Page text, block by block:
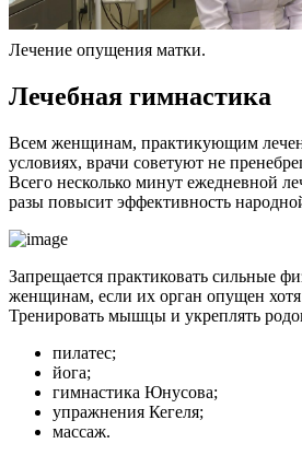
Лечение опущения матки.
Лечебная гимнастика
Всем женщинам, практикующим
условиях, врачи советуют не
Всего несколько минут ежедневной
разы повысит эффективность
Запрещается практиковать сильные
женщинам, если их орган опущен
Тренировать мышцы и укреплять
пилатес;
йога;
гимнастика Юнусова;
упражнения Кегеля;
массаж.